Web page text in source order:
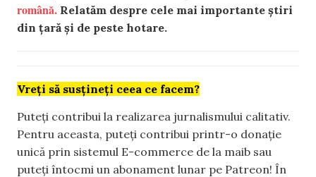
română. Relatăm despre cele mai importante știri
din țară și de peste hotare.
Vreți să susțineți ceea ce facem?
Puteți contribui la realizarea jurnalismului calitativ.
Pentru aceasta, puteți contribui printr-o donație
unică prin sistemul E-commerce de la maib sau
puteți întocmi un abonament lunar pe Patreon! În